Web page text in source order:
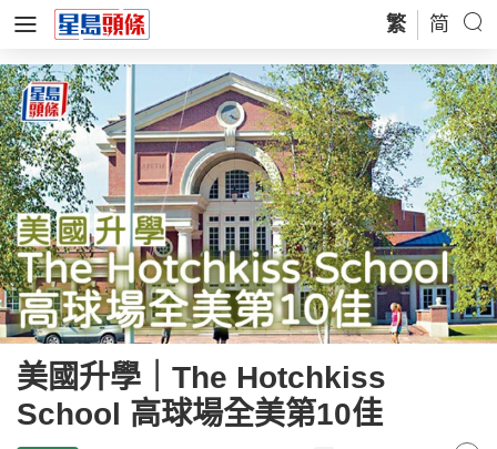
繁 简
美國升學｜The Hotchkiss
School 高球場全美第10佳